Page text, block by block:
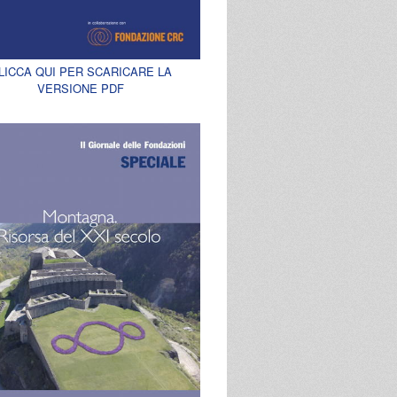
QUI PER SCARICARE LA
VERSIONE PDF